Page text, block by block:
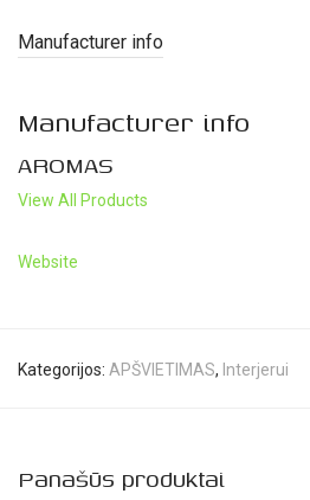
Manufacturer info
Manufacturer info
AROMAS
View All Products
Website
Kategorijos: APŠVIETIMAS, Interjerui
Panašūs produktai